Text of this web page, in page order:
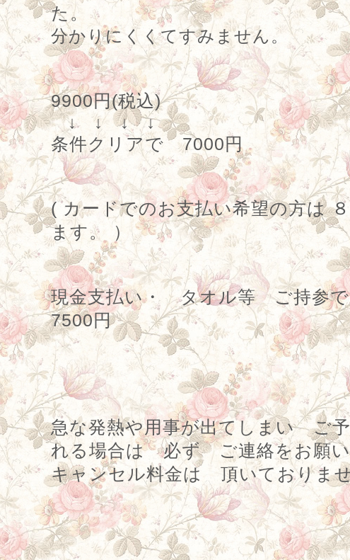
た。
分かりにくくてすみません。
9900円(税込)
↓ ↓ ↓ ↓
条件クリアで7000円
(カードでのお支払い希望の方は
ます。
）
現金支払い・ タオル等 ご持
7500円
急な発熱や用事が出てしまい ご
れる場合は 必ず ご連絡をお願い
キャンセル料金は 頂いておりま